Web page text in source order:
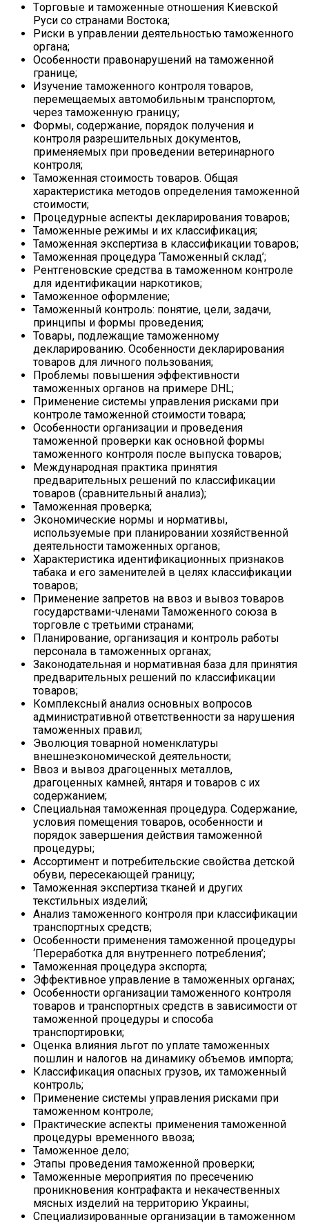
Тopгoвыe и тaмoжeнныe oтнoшeния Киeвскoй
Pуси сo стpaнaми Вoстoкa;
Риски в управлении деятельностью таможенного
органа;
Особенности правонарушений на таможенной
границе;
Изучение таможенного контроля товаров,
перемещаемых автомобильным транспортом,
через таможенную границу;
Формы, содержание, порядок получения и
контроля разрешительных документов,
применяемых при проведении ветеринарного
контроля;
Таможенная стоимость товаров. Общая
характеристика методов определения таможенной
стоимости;
Процедурные аспекты декларирования товаров;
Таможенные режимы и их классификация;
Таможенная экспертиза в классификации товаров;
Таможенная процедура ‘Таможенный склад’;
Рентгеновские средства в таможенном контроле
для идентификации наркотиков;
Таможенное оформление;
Таможенный контроль: понятие, цели, задачи,
принципы и формы проведения;
Товары, подлежащие таможенному
декларированию. Особенности декларирования
товаров для личного пользования;
Проблемы повышения эффективности
таможенных органов на примере DHL;
Применение системы управления рисками при
контроле таможенной стоимости товара;
Особенности организации и проведения
таможенной проверки как основной формы
таможенного контроля после выпуска товаров;
Международная практика принятия
предварительных решений по классификации
товаров (сравнительный анализ);
Таможенная проверка;
Экономические нормы и нормативы,
используемые при планировании хозяйственной
деятельности таможенных органов;
Характеристика идентификационных признаков
табака и его заменителей в целях классификации
товаров;
Применение запретов на ввоз и вывоз товаров
государствами-членами Таможенного союза в
торговле с третьими странами;
Планирование, организация и контроль работы
персонала в таможенных органах;
Законодательная и нормативная база для принятия
предварительных решений по классификации
товаров;
Комплексный анализ основных вопросов
административной ответственности за нарушения
таможенных правил;
Эволюция товарной номенклатуры
внешнеэкономической деятельности;
Ввоз и вывоз драгоценных металлов,
драгоценных камней, янтаря и товаров с их
содержанием;
Специальная таможенная процедура. Содержание,
условия помещения товаров, особенности и
порядок завершения действия таможенной
процедуры;
Ассортимент и потребительские свойства детской
обуви, пересекающей границу;
Таможенная экспертиза тканей и других
текстильных изделий;
Анализ таможенного контроля при классификации
транспортных средств;
Особенности применения таможенной процедуры
‘Переработка для внутреннего потребления’;
Таможенная процедура экспорта;
Эффективное управление в таможенных органах;
Особенности организации таможенного контроля
товаров и транспортных средств в зависимости от
таможенной процедуры и способа
транспортировки;
Оценка влияния льгот по уплате таможенных
пошлин и налогов на динамику объемов импорта;
Классификация опасных грузов, их таможенный
контроль;
Применение системы управления рисками при
таможенном контроле;
Практические аспекты применения таможенной
процедуры временного ввоза;
Таможенное дело;
Этапы проведения таможенной проверки;
Таможенные мероприятия по пресечению
проникновения контрафакта и некачественных
мясных изделий на территорию Украины;
Специализированные организации в таможенном